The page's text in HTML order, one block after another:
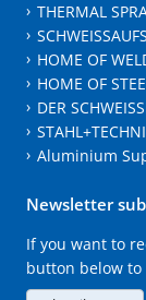
THERMAL
HOME OF
HOME OF
DER
Aluminium
Newsletter
If you want to
button below to